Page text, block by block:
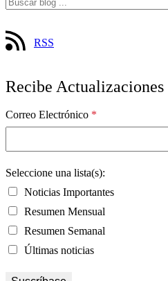
RSS
Recibe Actualizaciones
Correo Electrónico *
Seleccione una lista(s):
Noticias Importantes
Resumen Mensual
Resumen Semanal
Últimas noticias